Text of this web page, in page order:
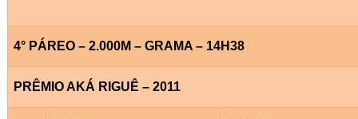
4° PÁREO – 2.000M – GRAMA – 14H38
PRÊMIO AKÁ RIGUÊ – 2011